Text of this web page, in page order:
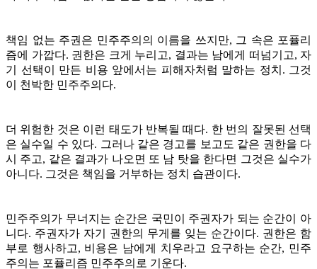
책임 없는 주권은 민주주의의 이름을 쓰지만, 그 속은 포퓰리
즘에 가깝다. 권한은 크게 누리고, 결과는 남에게 떠넘기고, 자
기 선택이 만든 비용 앞에서는 피해자처럼 말하는 정치. 그것
이 천박한 민주주의다.
더 위험한 것은 이런 태도가 반복될 때다. 한 번의 잘못된 선택
은 실수일 수 있다. 그러나 같은 경고를 보고도 같은 권한을 다
시 주고, 같은 결과가 나오면 또 남 탓을 한다면 그것은 실수가
아니다. 그것은 책임을 거부하는 정치 습관이다.
민주주의가 무너지는 순간은 국민이 주권자가 되는 순간이 아
니다. 주권자가 자기 권한의 무게를 잊는 순간이다. 권한은 함
부로 행사하고, 비용은 남에게 치우라고 요구하는 순간, 민주
주의는 포퓰리즘 민주주의로 기운다.